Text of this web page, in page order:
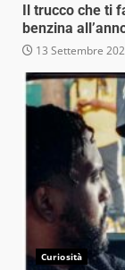
Il trucco che ti
benzina
13 Settembre
Curiosità